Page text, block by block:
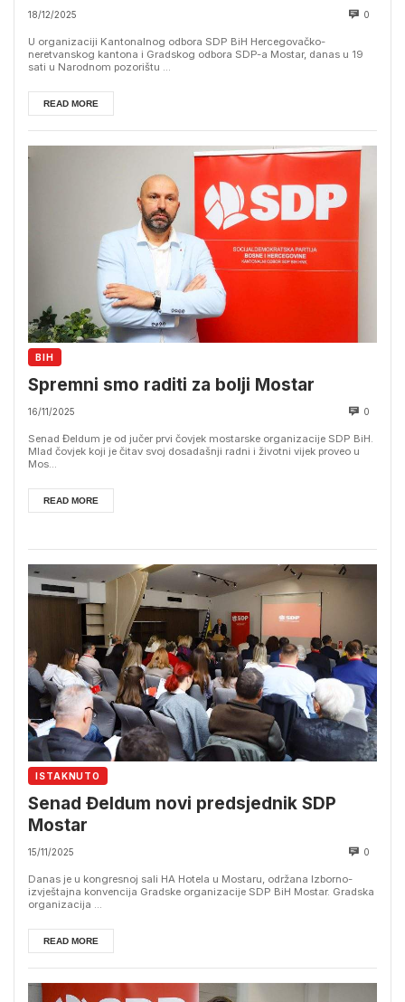
18/12/2025 0
U organizaciji Kantonalnog odbora SDP BiH Hercegovačko-
neretvanskog kantona i Gradskog odbora SDP-a Mostar, danas u 19
sati u Narodnom pozorištu ...
READ MORE
BIH
Spremni smo raditi za bolji Mostar
16/11/2025 0
Senad Đeldum je od jučer prvi čovjek mostarske organizacije SDP BiH.
Mlad čovjek koji je čitav svoj dosadašnji radni i životni vijek proveo u
Mos...
READ MORE
ISTAKNUTO
Senad Đeldum novi predsjednik SDP
Mostar
15/11/2025 0
Danas je u kongresnoj sali HA Hotela u Mostaru, održana Izborno-
izvještajna konvencija Gradske organizacije SDP BiH Mostar. Gradska
organizacija ...
READ MORE